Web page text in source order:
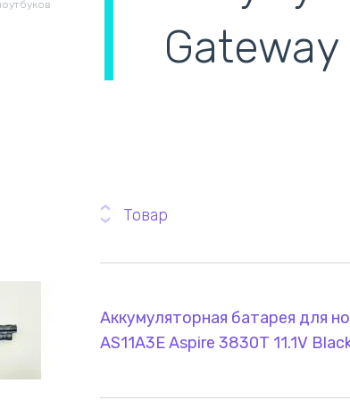
в сборе
Товар
Аккумуляторная батарея для
AS11A3E Aspire 3830T 11.1V